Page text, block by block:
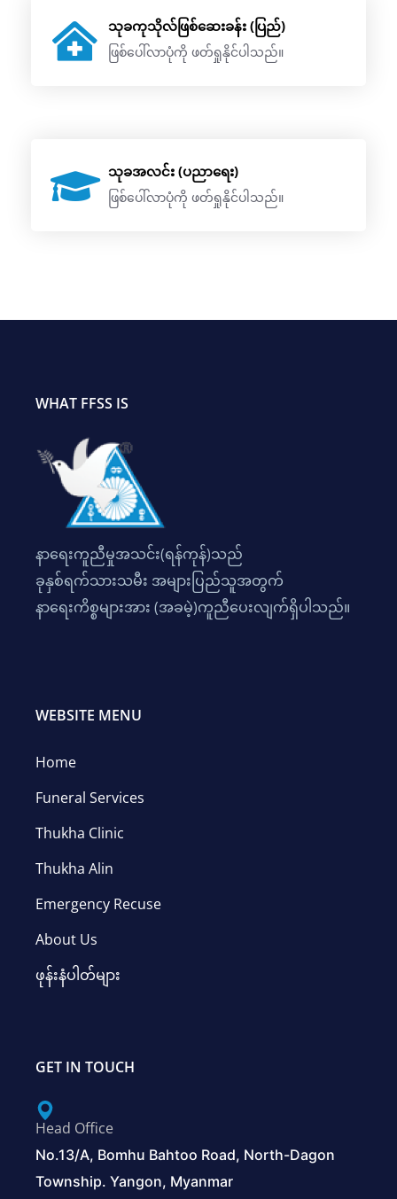
သုခကုသိုလ်ဖြစ်ဆေးခန်း (ပြည်)
ဖြစ်ပေါ်လာပုံကို ဖတ်ရှုနိုင်ပါသည်။
သုခအလင်း (ပညာရေး)
ဖြစ်ပေါ်လာပုံကို ဖတ်ရှုနိုင်ပါသည်။
WHAT FFSS IS
နာရေးကူညီမှုအသင်း(ရန်ကုန်)သည်
ခုနှစ်ရက်သားသမီး အများပြည်သူအတွက်
နာရေးကိစ္စများအား (အခမဲ့)ကူညီပေးလျက်ရှိပါသည်။
WEBSITE MENU
Home
Funeral Services
Thukha Clinic
Thukha Alin
Emergency Recuse
About Us
ဖုန်းနံပါတ်များ
GET IN TOUCH
Head Office
No.13/A, Bomhu Bahtoo Road, North-Dagon
Township. Yangon, Myanmar